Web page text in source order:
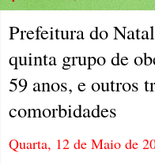
Prefeitura do
quinta grupo de
59 anos, e outros
comorbidades
Quarta, 12 de Maio de